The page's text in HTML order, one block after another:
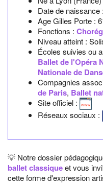
Date de naissance :
Age Gilles Porte :
Fonctions :
Niveau atteint :
Écoles suivies ou
Ballet de l'Opéra
Nationale de
Compagnies
de Paris, Ballet
Site officiel :
Réseaux sociaux :
💡 Notre dossier
ballet classiqueet vous
cette forme d'expression